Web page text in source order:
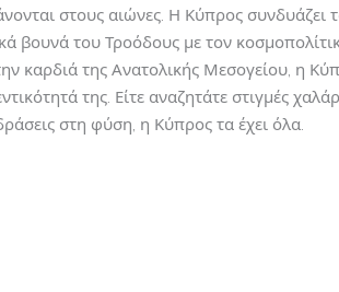
στους αιώνες. Η Κύπρος συνδυάζει
βουνά του Τροόδους με τον
καρδιά της Ανατολικής Μεσογείου, η
της. Είτε αναζητάτε στιγμές
στη φύση, η Κύπρος τα έχει όλα.